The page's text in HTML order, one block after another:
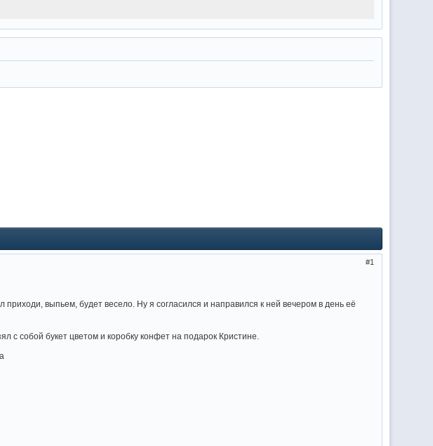
1
выпьем, будет весело. Ну я согласился и направился к ней вечером в день её
с собой букет цветом и коробку конфет на подарок Кристине.